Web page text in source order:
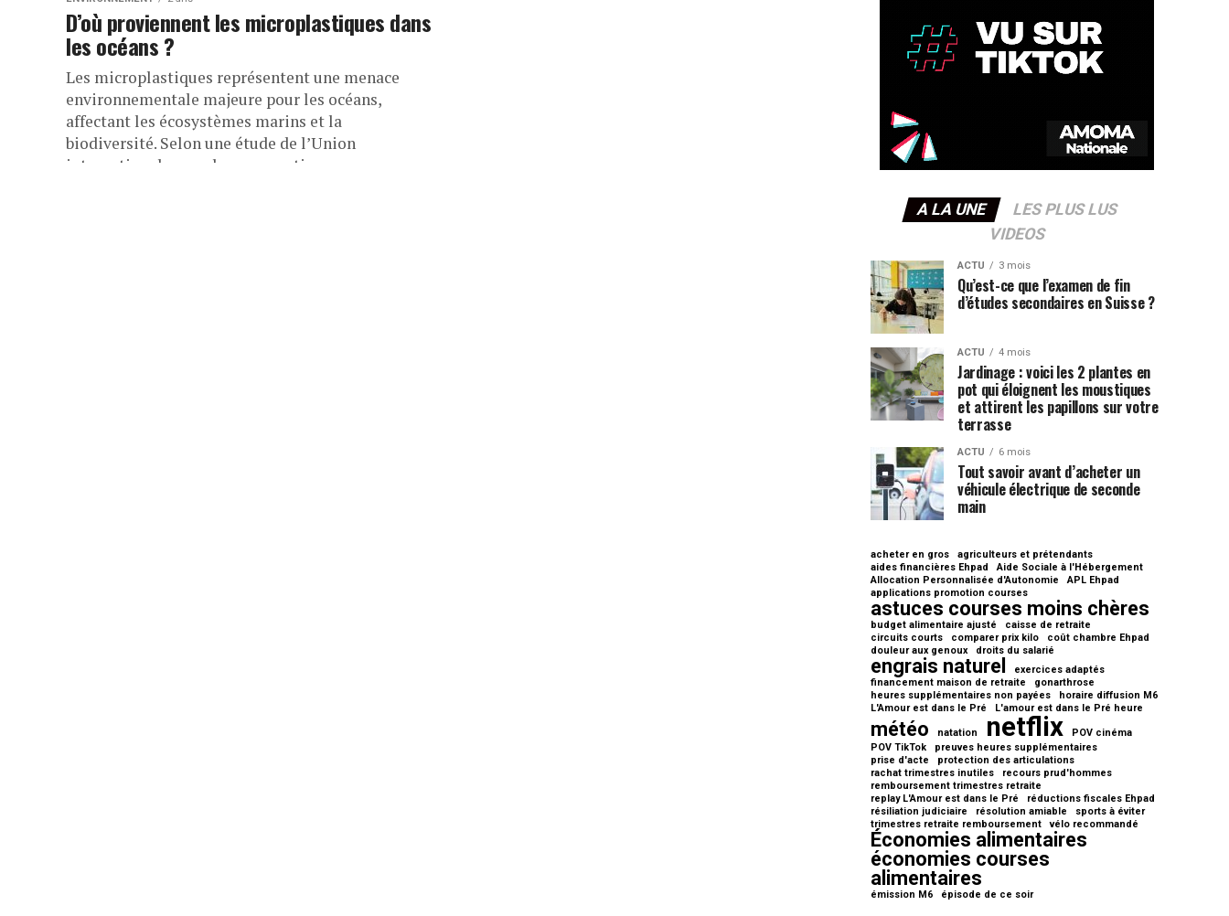
D’où proviennent les microplastiques dans
les océans ?
Les microplastiques représentent une menace
environnementale majeure pour les océans,
affectant les écosystèmes marins et la
biodiversité. Selon une étude de l’Union
internationale pour la conservation...
A LA UNE
LES PLUS LUS
VIDEOS
ACTU 3 mois
Qu’est-ce que l’examen de fin
d’études secondaires en Suisse ?
ACTU 4 mois
Jardinage : voici les 2 plantes en
pot qui éloignent les moustiques
et attirent les papillons sur votre
terrasse
ACTU 6 mois
Tout savoir avant d’acheter un
véhicule électrique de seconde
main
acheter en gros
agriculteurs et prétendants
aides financières Ehpad
Aide Sociale à l'Hébergement
Allocation Personnalisée d'Autonomie
APL Ehpad
applications promotion courses
astuces courses moins chères
budget alimentaire ajusté
caisse de retraite
circuits courts
comparer prix kilo
coût chambre Ehpad
douleur aux genoux
droits du salarié
engrais naturel
exercices adaptés
financement maison de retraite
gonarthrose
heures supplémentaires non payées
horaire diffusion M6
L'Amour est dans le Pré
L'amour est dans le Pré heure
météo natation netflix
POV cinéma
POV TikTok
preuves heures supplémentaires
prise d'acte
protection des articulations
rachat trimestres inutiles
recours prud'hommes
remboursement trimestres retraite
replay L'Amour est dans le Pré
réductions fiscales Ehpad
résiliation judiciaire
résolution amiable
sports à éviter
trimestres retraite remboursement
vélo recommandé
Économies alimentaires
économies courses
alimentaires
émission M6 épisode de ce soir